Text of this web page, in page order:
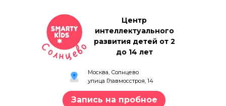
Москва, Солнцево
улица Главмосстроя, 14
Запись на пробное
Центр
интеллектуального
развития детей от 2
до 14 лет